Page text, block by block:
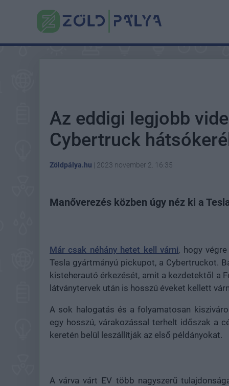
Az eddigi legjobb
Cybertruck
Zöldpálya.hu | 2023 november 2. 16:35
Manőverezés közben úgy néz ki a
Már csak néhány hetet kell várni, hogy
Tesla gyártmányú pickupot, a Cybertruckot.
kisteherautó érkezését, amit a kezdetektől a
látványtervek után is hosszú éveket kellett
A sok halogatás és a folyamatosan
egy hosszú, várakozással terhelt időszak a
keretén belül leszállítják az első példányokat.
A várva várt EV több nagyszerű